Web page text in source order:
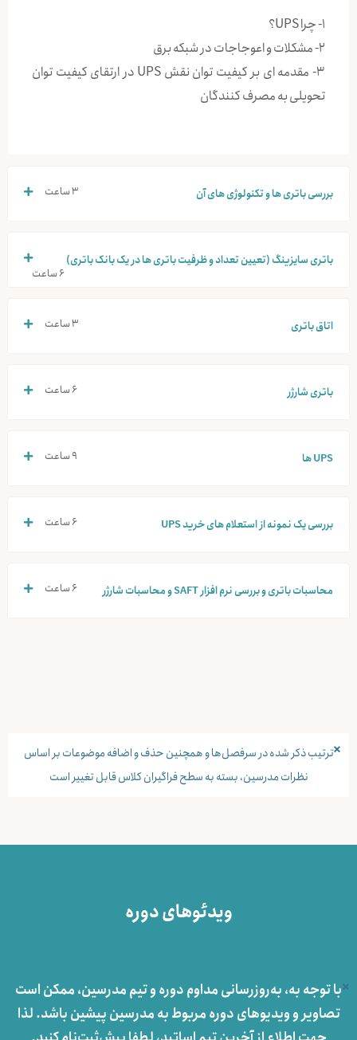
۱- چرا UPS؟
۲- مشکلات و اعوجاجات در شبکه برق
۳- مقدمه ای بر کیفیت توان نقش UPS در ارتقای کیفیت توان
تحویلی به مصرف کنندگان
بررسی باتری ها و تکنولوژی های آن ۳ ساعت
باتری سایزینگ (تعیین تعداد و ظرفیت باتری ها در یک بانک باتری)
۶ ساعت
اتاق باتری ۳ ساعت
باتری شارژر ۶ ساعت
UPS ها ۹ ساعت
بررسی یک نمونه از استعلام های خرید UPS ۶ ساعت
محاسبات باتری و بررسی نرم افزار SAFT و محاسبات شارژر ۶ ساعت
ترتیب ذکر شده در سرفصل‌ها و همچنین حذف و اضافه موضوعات بر اساس
نظرات مدرسین، بسته به سطح فراگیران کلاس قابل تغییر است
×
ویدئوهای دوره
با توجه به، به‌روزرسانی مداوم دوره و تیم مدرسین، ممکن است
تصاویر و ویدیوهای دوره مربوط به مدرسین پیشین باشد. لذا
×